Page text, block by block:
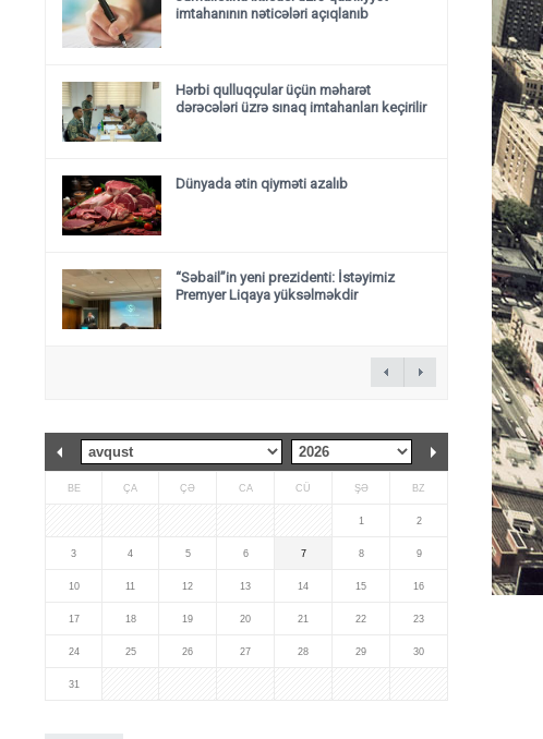
imtahanının nəticələri açıqlanıb
Hərbi qulluqçular üçün məharət
dərəcələri üzrə sınaq imtahanları keçirilir
Dünyada ətin qiyməti azalıb
“Səbail”in yeni prezidenti: İstəyimiz
Premyer Liqaya yüksəlməkdir
BE ÇA ÇƏ CA CÜ ŞƏ BZ
1 2
3 4 5 6 7 8 9
10 11 12 13 14 15 16
17 18 19 20 21 22 23
24 25 26 27 28 29 30
31